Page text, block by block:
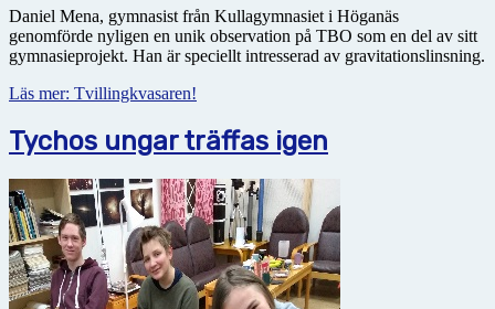
Daniel Mena, gymnasist från Kullagymnasiet i Höganäs
genomförde nyligen en unik observation på TBO som en del av sitt
gymnasieprojekt. Han är speciellt intresserad av gravitationslinsning.
Läs mer: Tvillingkvasaren!
Tychos ungar träffas igen